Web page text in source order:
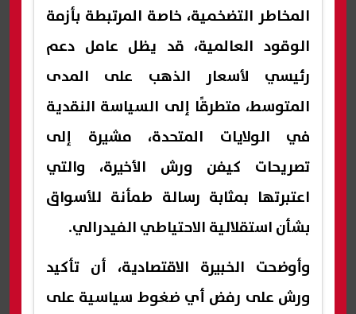
المخاطر التضخمية، خاصة المرتبطة بأزمة
الوقود العالمية، قد يظل عامل دعم
رئيسي لأسعار الذهب على المدى
المتوسط، متطرقًا إلى السياسة النقدية
في الولايات المتحدة، مشيرة إلى
تصريحات كيفن ورش الأخيرة، والتي
اعتبرتها بمثابة رسالة طمأنة للأسواق
بشأن استقلالية الاحتياطي الفيدرالي.
وأوضحت الخبيرة الاقتصادية، أن تأكيد
ورش على رفض أي ضغوط سياسية على